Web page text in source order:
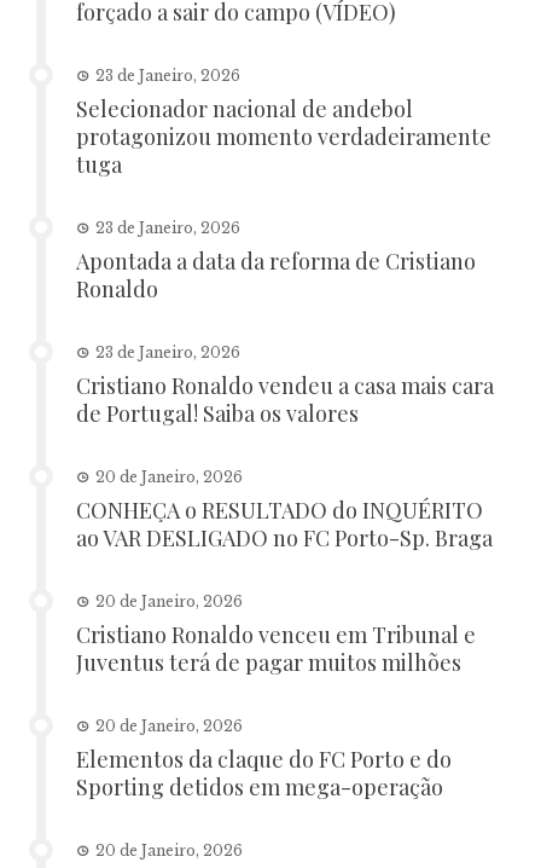
forçado a sair do campo (VÍDEO)
23 de Janeiro, 2026
Selecionador nacional de andebol
protagonizou momento verdadeiramente
tuga
23 de Janeiro, 2026
Apontada a data da reforma de Cristiano
Ronaldo
23 de Janeiro, 2026
Cristiano Ronaldo vendeu a casa mais cara
de Portugal! Saiba os valores
20 de Janeiro, 2026
CONHEÇA o RESULTADO do INQUÉRITO
ao VAR DESLIGADO no FC Porto-Sp. Braga
20 de Janeiro, 2026
Cristiano Ronaldo venceu em Tribunal e
Juventus terá de pagar muitos milhões
20 de Janeiro, 2026
Elementos da claque do FC Porto e do
Sporting detidos em mega-operação
20 de Janeiro, 2026